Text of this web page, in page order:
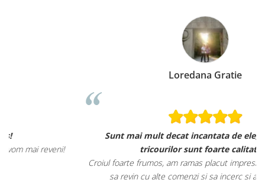
Loredana Gratie
Sunt mai mult decat incantata de ele, materialele
tricourilor sunt foarte calitative,
Croiul foarte frumos, am ramas placut impresionata, abia astept
sa revin cu alte comenzi si sa incerc si alte produse.